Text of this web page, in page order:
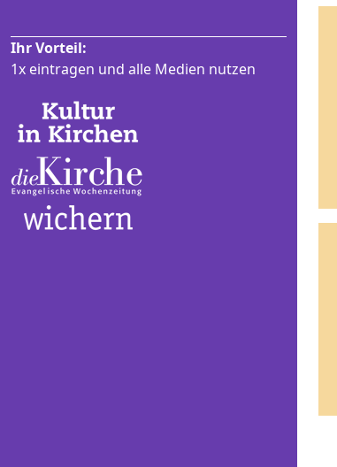
Ihr Vorteil:
1x eintragen und alle Medien nutzen